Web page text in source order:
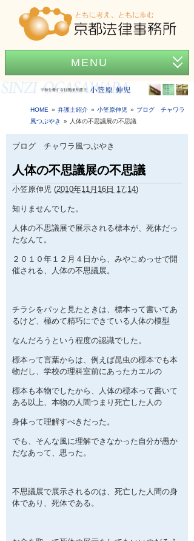
MENU
ホーム
事務所紹介
弁護士紹介
弁護士費用
News
困ったときの法律知識
HOME 弁護士紹介 小笠原伸児
ブログ チャワラ
風つぶやき
人体の不思議展の不思議
ブログ チャワラ風つぶやき
人体の不思議展の不思議
小笠原伸児 (2010年11月16日 17:14)
知りませんでした。
人体の不思議展で展示される標本が、死体だっ
たなんて。
２０１０年１２月４日から、みやこめっせで開
催される、人体の不思議展。
チラシをパッと見たときは、標本って書いてあ
るけど、極めて精巧にできている人体の模型
なんだろうという程度の認識でした。
標本って言葉からは、例えば昆虫の標本でも本
物だし、学校の理科室前にあったカエルの
標本も本物でしたから、人体の標本って書いて
ある以上、本物の人間つまり死亡した人の
身体って理解すべきだった。
でも、そんな風に理解できなかった自分が愚か
だなあって、思った。
不思議展で展示されるのは、死亡した人間の身
体であり、死体である。